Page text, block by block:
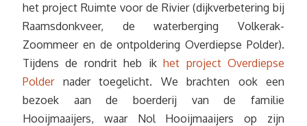
het project Ruimte voor de Rivier (dijkverbetering bij
Raamsdonkveer, de waterberging Volkerak-
Zoommeer en de ontpoldering Overdiepse Polder).
Tijdens de rondrit heb ikhet project Overdiepse
Poldernader toegelicht. We brachten ook een
bezoek aan de boerderij van de familie
Hooijmaaijers, waar Nol Hooijmaaijers op zijn